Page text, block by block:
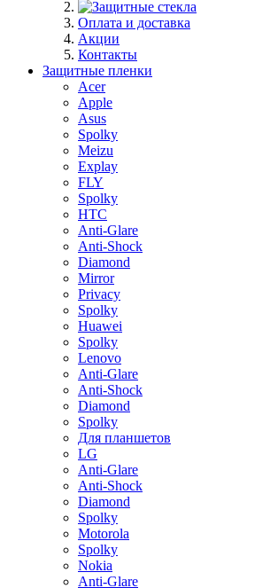
Оплата и доставка
Акции
Контакты
Защитные пленки
Acer
Apple
Asus
Spolky
Meizu
Explay
FLY
Spolky
HTC
Anti-Glare
Anti-Shock
Diamond
Mirror
Privacy
Spolky
Huawei
Spolky
Lenovo
Anti-Glare
Anti-Shock
Diamond
Spolky
Для планшетов
LG
Anti-Glare
Anti-Shock
Diamond
Spolky
Motorola
Spolky
Nokia
Anti-Glare